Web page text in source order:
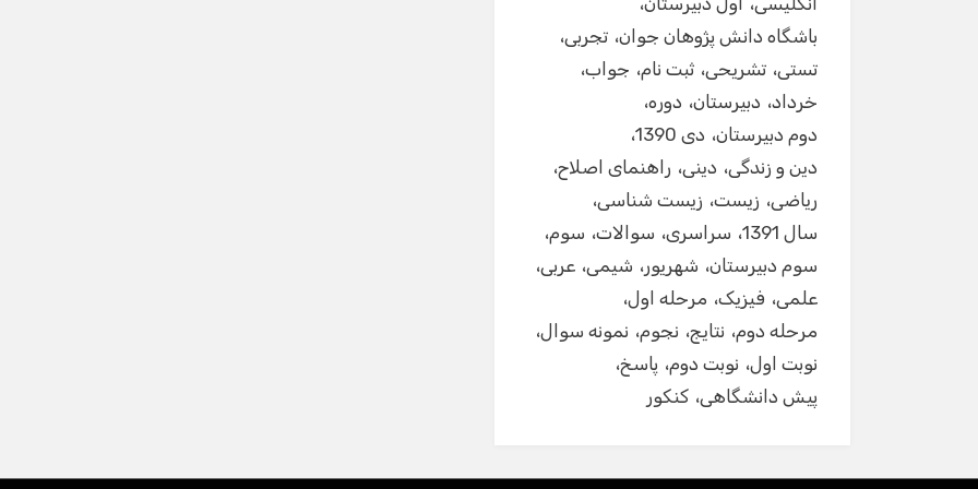
باشگاه دانش پژوهان جوان تجربی
تستی تشریحی ثبت نام جواب
خرداد دبیرستان دوره
دوم دبیرستان دی 1390
دین و زندگی دینی راهنمای اصلاح
ریاضی زیست زیست شناسی
سال 1391
سراسری سوالات سوم
سوم دبیرستان شهریور شیمی عربی
علمی فیزیک مرحله اول
مرحله دوم نتایج نجوم نمونه سوال
نوبت اول نوبت دوم پاسخ
پیش دانشگاهی کنکور